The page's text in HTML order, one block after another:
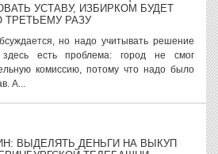
УСТАВУ, ИЗБИРКОМ БУДЕТ
РАЗУ
но надо учитывать решение
есть проблема: город не смог
комиссию, потому что надо было
А...
ВЫДЕЛЯТЬ ДЕНЬГИ НА ВЫКУП